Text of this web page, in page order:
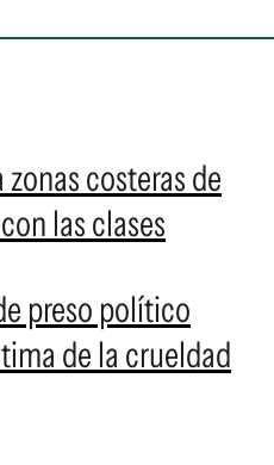
costeras de
las clases
preso político
de la crueldad